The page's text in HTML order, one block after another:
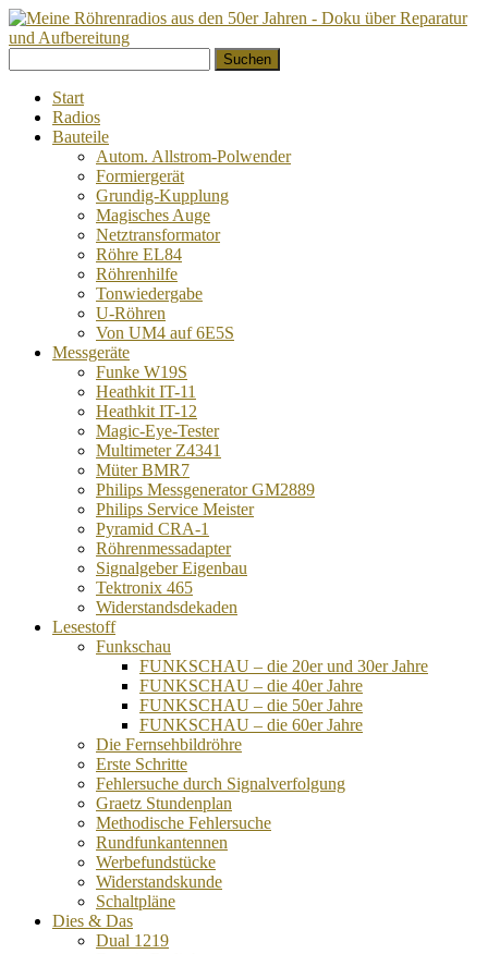
zum
Inhalt
nach:
Start
Radios
Bauteile
Autom. Allstrom-Polwender
Formiergerät
Grundig-Kupplung
Magisches Auge
Netztransformator
Röhre EL84
Röhrenhilfe
Tonwiedergabe
U-Röhren
Von UM4 auf 6E5S
Messgeräte
Funke W19S
Heathkit IT-11
Heathkit IT-12
Magic-Eye-Tester
Multimeter Z4341
Müter BMR7
Philips Messgenerator GM2889
Philips Service Meister
Pyramid CRA-1
Röhrenmessadapter
Signalgeber Eigenbau
Tektronix 465
Widerstandsdekaden
Lesestoff
Funkschau
FUNKSCHAU – die 20er und 30er Jahre
FUNKSCHAU – die 40er Jahre
FUNKSCHAU – die 50er Jahre
FUNKSCHAU – die 60er Jahre
Die Fernsehbildröhre
Erste Schritte
Fehlersuche durch Signalverfolgung
Graetz Stundenplan
Methodische Fehlersuche
Rundfunkantennen
Werbefundstücke
Widerstandskunde
Schaltpläne
Dies & Das
Dual 1219